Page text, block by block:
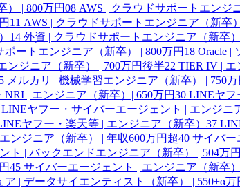
） | 800万円08 AWS | クラウドサポートエンジ
11 AWS | クラウドサポートエンジニア（新卒
14 外資 | クラウドサポートエンジニア（新卒
ポートエンジニア（新卒） | 800万円 18 Oracle |
ンジニア（新卒） | 700万円後半22 TIER IV | エ
メルカリ | 機械学習エンジニア（新卒） | 750万
NRI | エンジニア（新卒）| 650万円30 LINEヤフ
LINEヤフー・サイバーエージェント | エンジニ
ヤフー・楽天等 | エンジニア（新卒） 37
ンジニア（新卒） | 年収600万円超40 サイバー
ト | バックエンドエンジニア（新卒） | 504万円
45 サイバーエージェント | エンジニア（新卒
ア | データサイエンティスト（新卒） | 550+α万